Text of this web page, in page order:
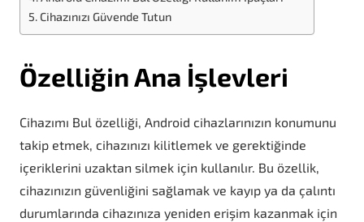
Cihazınızı Güvende Tutun
Özelliğin Ana İşlevleri
Cihazımı Bul özelliği, Android cihazlarınızın konumunu
takip etmek, cihazınızı kilitlemek ve gerektiğinde
içeriklerini uzaktan silmek için kullanılır. Bu özellik,
cihazınızın güvenliğini sağlamak ve kayıp ya da çalıntı
durumlarında cihazınıza yeniden erişim kazanmak için